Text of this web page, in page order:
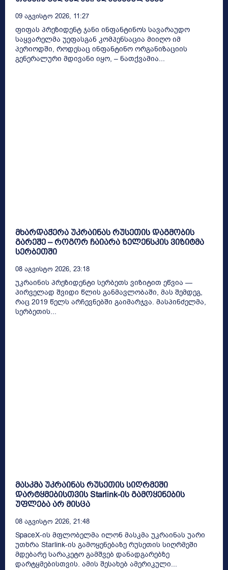
09 Აგვისტო 2026, 11:27
ფიფას პრეზიდენტ ჯანი ინფანტინოს სავარაუდო
საყვარელმა უეფასგან კომპენსაცია მიიღო იმ
პერიოდში, როდესაც ინფანტინო ორგანიზაციის
გენერალური მდივანი იყო, – ნათქვამია...
მხარდაჭერა უკრაინას რუსეთის დაგმობის
გარეშე – როგორ ჩაიარა ზელენსკის ვიზიტმა
სერბეთში
08 Აგვისტო 2026, 23:18
უკრაინის პრეზიდენტი სერბეთს ვიზიტით ეწვია —
პირველად შვიდი წლის განმავლობაში, მას შემდეგ,
რაც 2019 წელს არჩევნებში გაიმარჯვა. მასპინძელმა,
სერბეთის...
მასკმა უკრაინას რუსეთის სიღრმეში
დარტყმებისთვის Starlink-ის გამოყენების
უფლება არ მისცა
08 Აგვისტო 2026, 21:48
SpaceX-ის მფლობელმა ილონ მასკმა უკრაინას უარი
უთხრა Starlink-ის გამოყენებაზე რუსეთის სიღრმეში
მდებარე სარაკეტო გამშვებ დანადგარებზე
დარტყმებისთვის. ამის შესახებ ამერიკული...